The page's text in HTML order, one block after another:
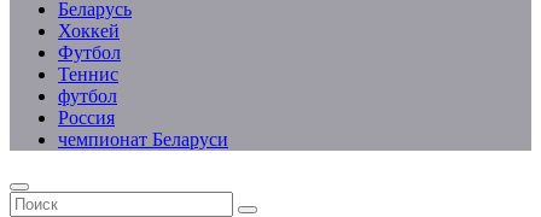
Беларусь
Хоккей
Футбол
Теннис
футбол
Россия
чемпионат Беларуси